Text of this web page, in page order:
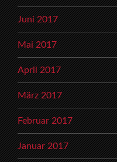
Juni 2017
Mai 2017
April 2017
März 2017
Februar 2017
Januar 2017